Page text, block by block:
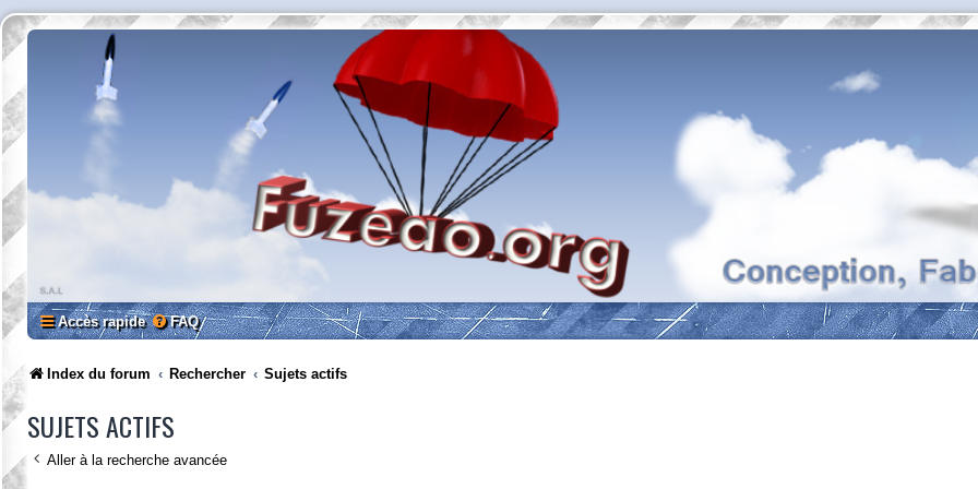
Accès rapide FAQ
Index du forum Rechercher Sujets actifs
SUJETS ACTIFS
Aller à la recherche avancée